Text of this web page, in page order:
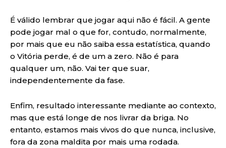
É válido lembrar que jogar aqui não é fácil. A gente
pode jogar mal o que for, contudo, normalmente,
por mais que eu não saiba essa estatística, quando
o Vitória perde, é de um a zero. Não é para
qualquer um, não. Vai ter que suar,
independentemente da fase.
Enfim, resultado interessante mediante ao contexto,
mas que está longe de nos livrar da briga. No
entanto, estamos mais vivos do que nunca, inclusive,
fora da zona maldita por mais uma rodada.